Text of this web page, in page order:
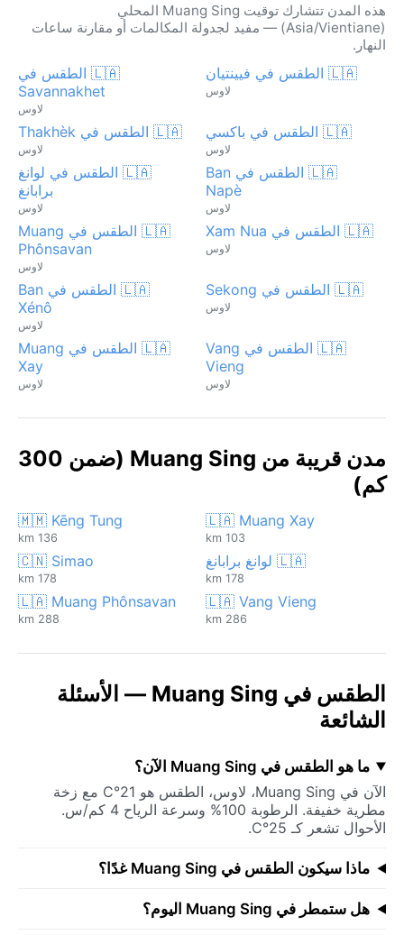
هذه المدن تتشارك توقيت Muang Sing المحلي
(Asia/Vientiane) — مفيد لجدولة المكالمات أو مقارنة ساعات
النهار.
🇱🇦 الطقس في فيينتيان
لاوس
🇱🇦 الطقس في
Savannakhet
لاوس
🇱🇦 الطقس في باكسي
لاوس
🇱🇦 الطقس في Thakhèk
لاوس
🇱🇦 الطقس في Ban
Napè
لاوس
🇱🇦 الطقس في لوانغ
برابانغ
لاوس
🇱🇦 الطقس في Xam Nua
لاوس
🇱🇦 الطقس في Muang
Phônsavan
لاوس
🇱🇦 الطقس في Sekong
لاوس
🇱🇦 الطقس في Ban
Xénô
لاوس
🇱🇦 الطقس في Vang
Vieng
لاوس
🇱🇦 الطقس في Muang
Xay
لاوس
مدن قريبة من Muang Sing (ضمن 300
كم)
🇱🇦 Muang Xay
103 km
🇲🇲 Kēng Tung
136 km
🇱🇦 لوانغ برابانغ
178 km
🇨🇳 Simao
178 km
🇱🇦 Vang Vieng
286 km
🇱🇦 Muang Phônsavan
288 km
الطقس في Muang Sing — الأسئلة
الشائعة
ما هو الطقس في Muang Sing الآن؟
الآن في Muang Sing، لاوس، الطقس هو 21°C مع زخة
مطرية خفيفة. الرطوبة 100% وسرعة الرياح 4 كم/س.
الأحوال تشعر كـ 25°C.
ماذا سيكون الطقس في Muang Sing غدًا؟
هل ستمطر في Muang Sing اليوم؟